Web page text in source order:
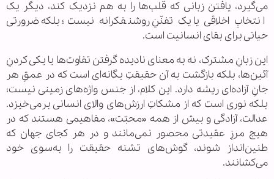
می‌گیرد، یافتن زبانی که قلب‌ها را به هم نزدیک کند، دیگر یک
انتخابِ اخلاقی یا یک تفنّنِ روشنفکرانه نیست؛ بلکه ضرورتی
حیاتی برای بقای انسانیت است.
این زبانِ مشترک، نه به معنای نادیده گرفتن تفاوت‌ها یا یکی کردنِ
آئین‌ها، بلکه بازگشت به آن حقیقتِ یگانه‌ای است که در عمقِ هر
جانِ آزاده‌ای ریشه دارد. این کلام، از جنس واژه‌های زمینی نیست؛
بلکه نوری است که از مشکاتِ ارزش‌های والای انسانی برمی‌خیزد.
عدالت، آزادگی و بیش از همه «محبّت»، مفاهیمی هستند که در
هیچ مرزِ عقیدتی محصور نمی‌مانند و در هر کجای جهان که
طنین‌انداز شوند، گوش‌های تشنه حقیقت را به‌سوی خود
می‌کشانند.